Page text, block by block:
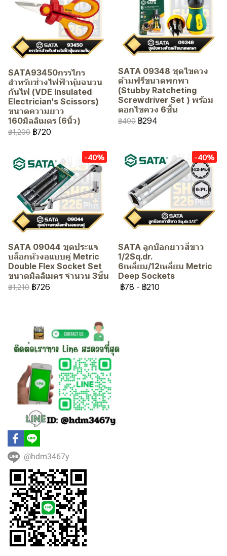
SATA93450กรรไกร
สำหรับช่างไฟฟ้าหุ้มฉนวน
กันไฟ (VDE Insulated
Electrician's Scissors)
ขนาดความยาว
160มิลลิเมตร (6นิ้ว)
฿1,200 ฿720
SATA 09348 ชุดไขควง
ด้ามฟรีขนาดพกพา
(Stubby Ratcheting
Screwdriver Set ) พร้อม
ดอกไขควง 6ชิ้น
฿490 ฿294
-40%
SATA 09044 ชุดประแจ
บล็อกหัวงอแบบคู่ Metric
Double Flex Socket Set
ขนาดมิลลิเมตร จำนวน 3ชิ้น
฿1,210 ฿726
-40%
SATA ลูกบ๊อกยาวสีขาว
1/2Sq.dr.
6เหลี่ยม/12เหลี่ยม Metric
Deep Sockets
฿78 - ฿210
@hdm3467y